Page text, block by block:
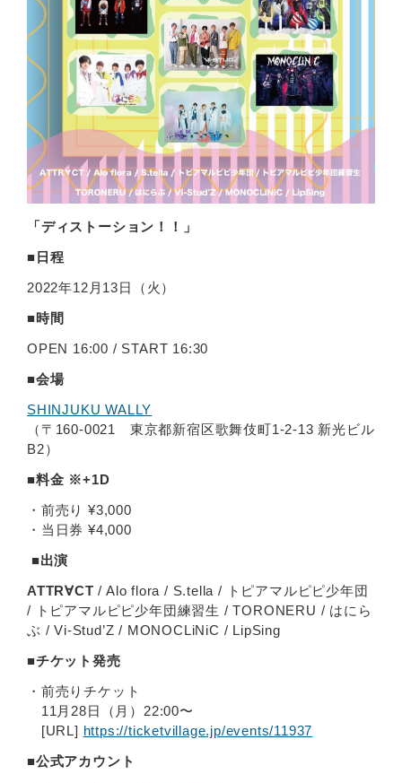
「ディストーション！！」
■日程
2022年12月13日（火）
■時間
OPEN 16:00 / START 16:30
■会場
SHINJUKU WALLY
（〒160-0021 東京都新宿区歌舞伎町1-2-13 新光ビル
B2）
■料金 ※+1D
・前売り ¥3,000
・当日券 ¥4,000
■出演
ATTR∀CT/ Alo flora / S.tella / トピアマルピピ少年団
/ トピアマルピピ少年団練習生 / TORONERU / はにら
ぶ / Vi-Stud’Z / MONOCLiNiC / LipSing
■チケット発売
・前売りチケット
11月28日（月）22:00〜
[URL] https://ticketvillage.jp/events/11937
■公式アカウント